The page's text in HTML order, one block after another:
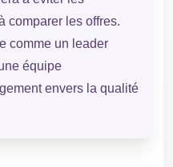
comparer les offres.
comme un leader
équipe
envers la qualité